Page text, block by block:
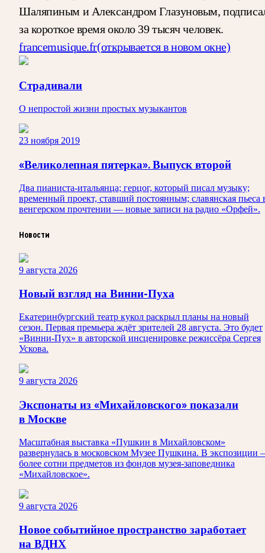
Шаляпиным и Александром Глазуновым,
за короткое время около 39 тысяч человек.
francemusique.fr(открывается в новом окне)
Страдивали
О непростой жизни простых музыкантов
23 ноября 2019
«Великолепная пятерка». Выпуск второй
Два пианиста-итальянца; герцог, который писал музыку;
временный проект, ставший постоянным; славянская пьеса
венгерском прочтении — новые записи на радио «Орфей».
Новости
9 августа 2026
Новый взгляд на Винни-Пуха
Екатеринбургский театр кукол раскрыл планы на новый
сезон. Первая премьера ждёт зрителей 28 августа. Это будет
«Винни-Пух» в авторской инсценировке режиссёра Сергея
Ускова.
9 августа 2026
Экспонаты из «Михайловского» показали
в Москве
Масштабная выставка «Пушкин в Михайловском»
развернулась в московском Музее Пушкина. В экспозиции
более сотни предметов из фондов музея-заповедника
«Михайловское».
9 августа 2026
Новое событийное пространство заработает
на ВДНХ